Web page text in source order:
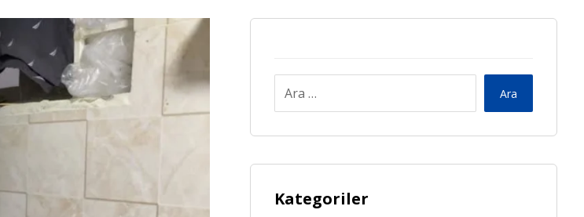
Ara
Kategoriler